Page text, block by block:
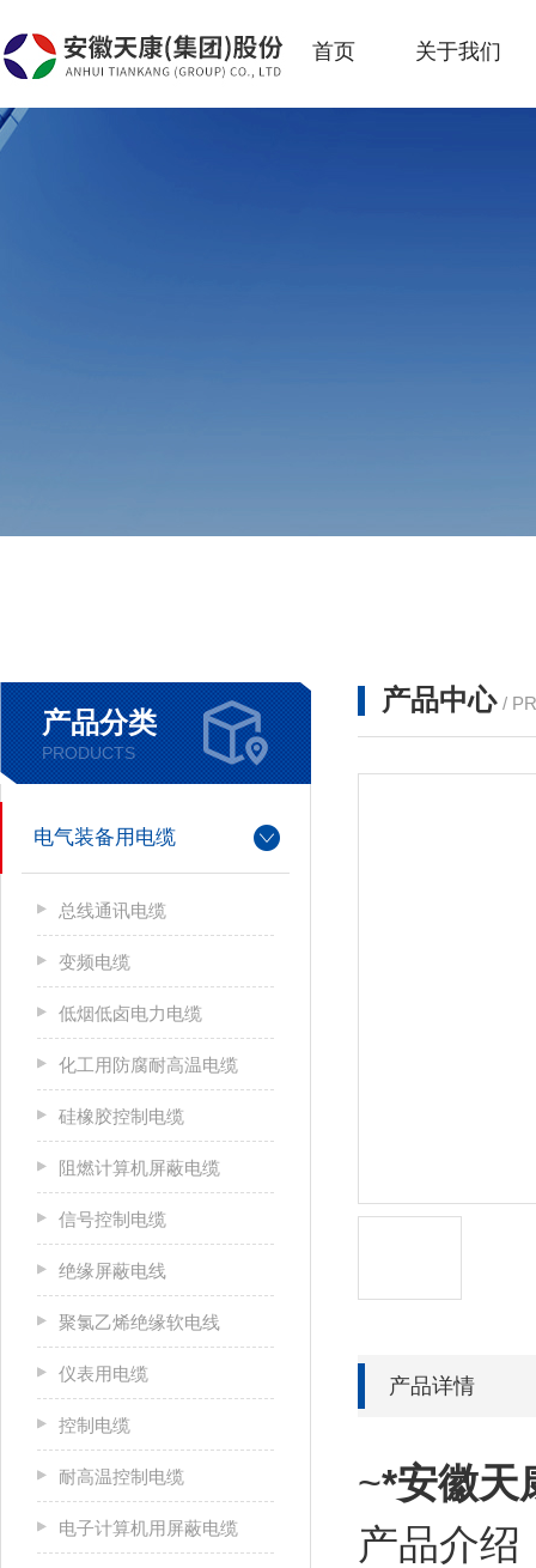
首页 关于我们
产品分类
PRODUCTS
电气装备用电缆
总线通讯电缆
变频电缆
低烟低卤电力电缆
化工用防腐耐高温电缆
硅橡胶控制电缆
阻燃计算机屏蔽电缆
信号控制电缆
绝缘屏蔽电线
聚氯乙烯绝缘软电线
仪表用电缆
控制电缆
耐高温控制电缆
电子计算机用屏蔽电缆
产品中心 /
产品详情
~*安徽天
产品介绍